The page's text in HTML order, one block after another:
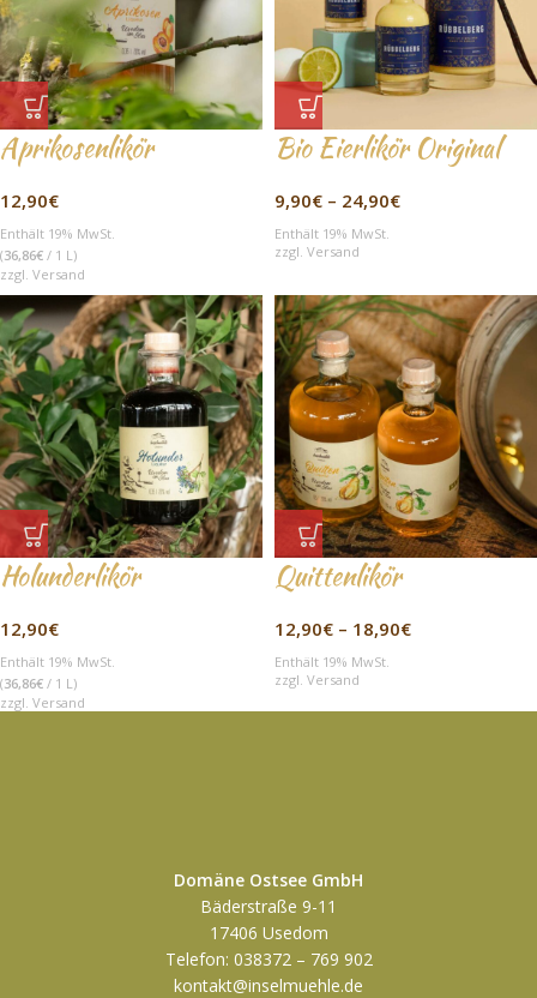
Aprikosenlikör
12,90€
Enthält 19% MwSt.
(36,86€ / 1 L)
zzgl. Versand
Bio Eierlikör Original
9,90€ – 24,90€
Enthält 19% MwSt.
zzgl. Versand
Holunderlikör
12,90€
Enthält 19% MwSt.
(36,86€ / 1 L)
zzgl. Versand
Quittenlikör
12,90€ – 18,90€
Enthält 19% MwSt.
zzgl. Versand
Domäne Ostsee GmbH
Bäderstraße 9-11
17406 Usedom
Telefon: 038372 – 769 902
kontakt@inselmuehle.de